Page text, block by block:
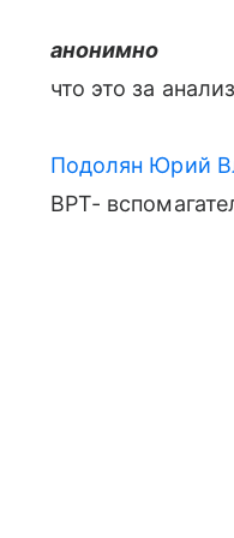
анонимно
что это за
Подолян Юрий
ВРТ-